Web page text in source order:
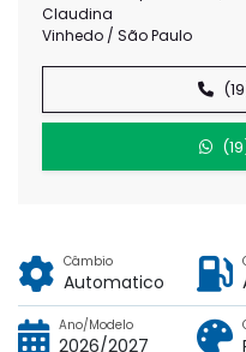
Claudina
Vinhedo / São Paulo
Câmbio
Automatico
Ano/Modelo
2026/2027